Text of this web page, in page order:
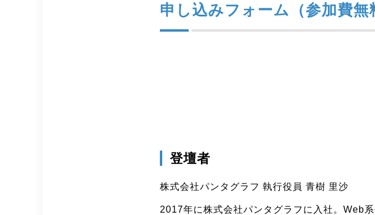
申し込みフォーム（参加費無
登壇者
株式会社パンタグラフ 執行役員 青樹 里沙
2017年に株式会社パンタグラフに入社。Web